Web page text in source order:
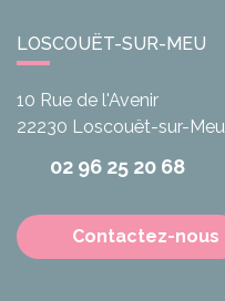
LOSCOUËT-SUR-MEU
10 Rue de l'Avenir
22230 Loscouët-sur-Meu
02 96 25 20 68
Contactez-nous